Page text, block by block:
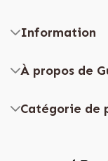
Information
À propos de
Catégorie de